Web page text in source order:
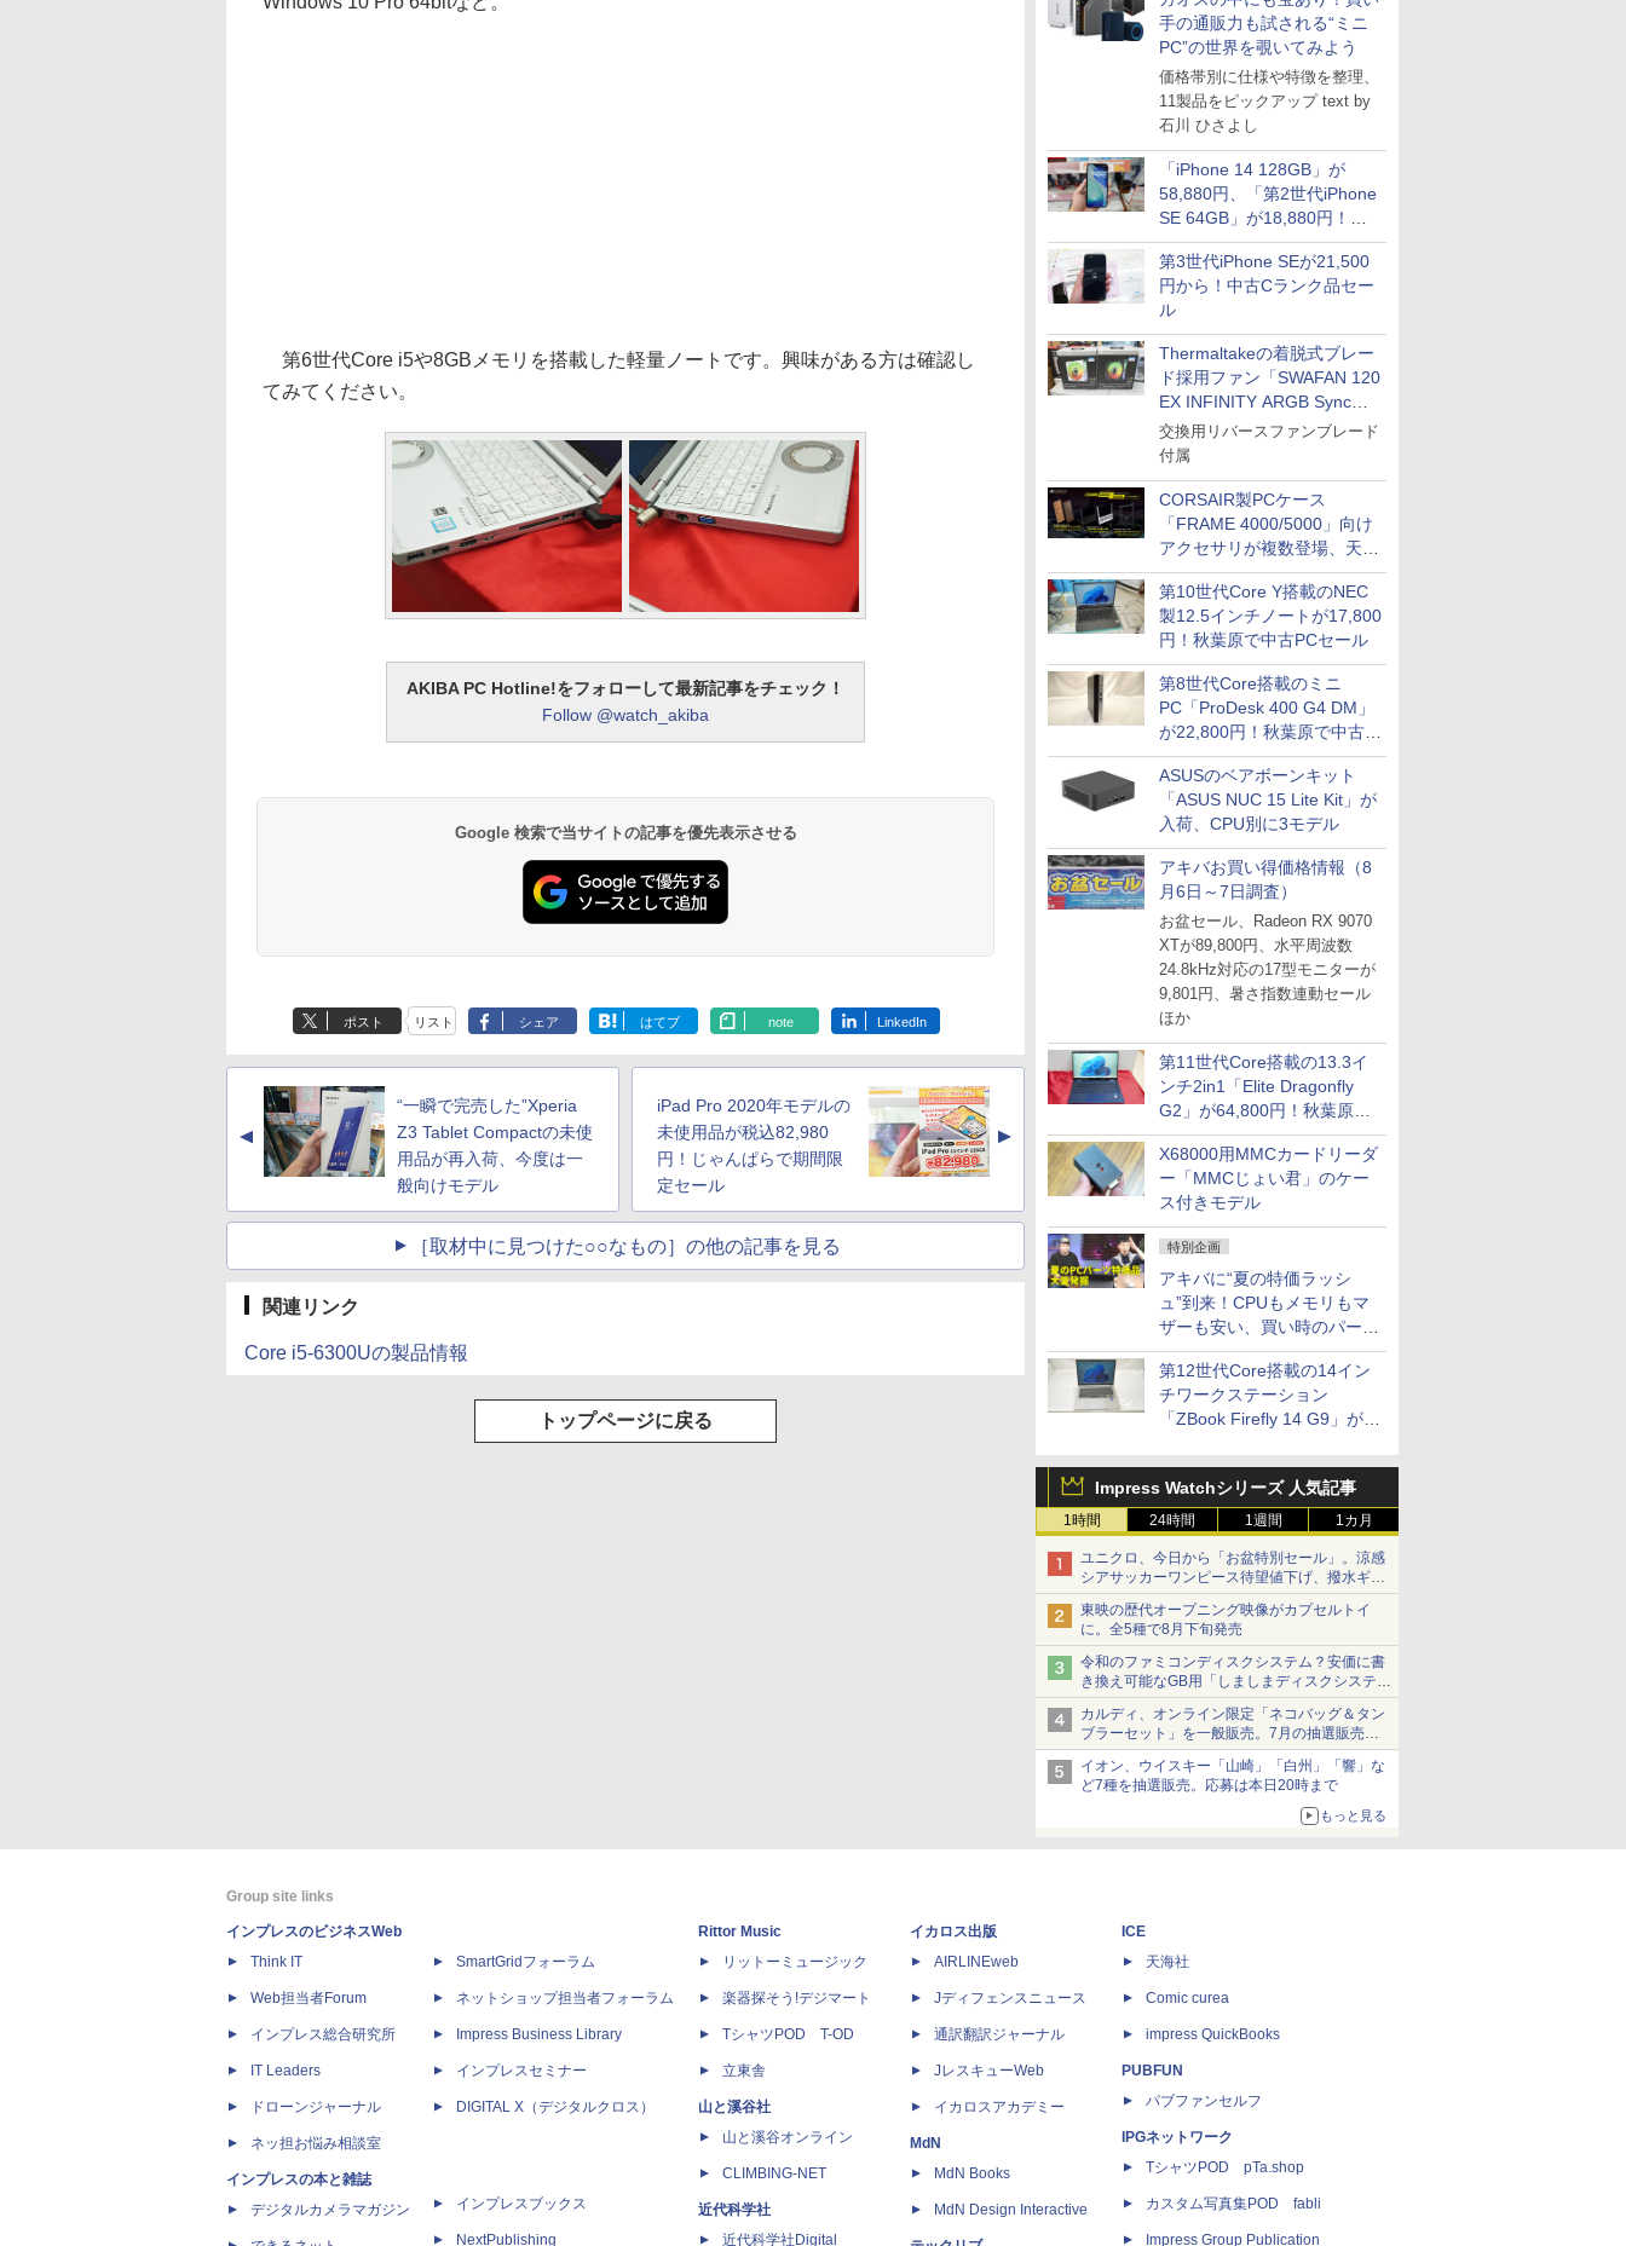
手の通販力も試される“ミニ
PC”の世界を覗いてみよう
価格帯別に仕様や特徴を整理、
11製品をピックアップ text by
石川 ひさよし
「iPhone 14 128GB」が
58,880円、「第2世代iPhone
SE 64GB」が18,880円！中
古Bランク品セール
第3世代iPhone SEが21,500
円から！中古Cランク品セー
ル
Thermaltakeの着脱式ブレー
ド採用ファン「SWAFAN 120
EX INFINITY ARGB Sync」
に単品パッケージ
交換用リバースファンブレード
付属
CORSAIR製PCケース
「FRAME 4000/5000」向け
アクセサリが複数登場、天然
木製パネルや背面コネクタ対
応トレイなど
第10世代Core Y搭載のNEC
製12.5インチノートが17,800
円！秋葉原で中古PCセール
第8世代Core搭載のミニ
PC「ProDesk 400 G4 DM」
が22,800円！秋葉原で中古
PCセール
ASUSのベアボーンキット
「ASUS NUC 15 Lite Kit」が
入荷、CPU別に3モデル
アキバお買い得価格情報（8
月6日～7日調査）
お盆セール、Radeon RX 9070
XTが89,800円、水平周波数
24.8kHz対応の17型モニターが
9,801円、暑さ指数連動セール
ほか
第11世代Core搭載の13.3イ
ンチ2in1「Elite Dragonfly
G2」が64,800円！秋葉原で
中古PCセール
X68000用MMCカードリーダ
ー「MMCじょい君」のケー
ス付きモデル
特別企画
アキバに“夏の特価ラッシ
ュ”到来！CPUもメモリもマ
ザーも安い、買い時のパーツ
は？【8月7日(金)22時配信】
第12世代Core搭載の14イン
チワークステーション
「ZBook Firefly 14 G9」が
セール
Impress Watchシリーズ 人気記事
1時間 24時間 1週間 1カ月
ユニクロ、今日から「お盆特別セール」。涼感
シアサッカーワンピース待望値下げ、撥水ギア
ショーツは1990円に
東映の歴代オープニング映像がカプセルトイ
に。全5種で8月下旬発売
令和のファミコンディスクシステム？安価に書
き換え可能なGB用「しましまディスクシステ
ム」
カルディ、オンライン限定「ネコバッグ＆タン
ブラーセット」を一般販売。7月の抽選販売の
当選無効分
イオン、ウイスキー「山崎」「白州」「響」な
ど7種を抽選販売。応募は本日20時まで
もっと見る
第6世代Core i5や8GBメモリを搭載した軽量ノートです。興味がある方は確認し
てみてください。
AKIBA PC Hotline!をフォローして最新記事をチェック！
Follow @watch_akiba
Google 検索で当サイトの記事を優先表示させる
ポスト リスト シェア はてブ note LinkedIn
▲
“一瞬で完売した”Xperia
Z3 Tablet Compactの未使
用品が再入荷、今度は一
般向けモデル
iPad Pro 2020年モデルの
未使用品が税込82,980
円！じゃんぱらで期間限
定セール
▲
［取材中に見つけた○○なもの］の他の記事を見る
関連リンク
Core i5-6300Uの製品情報
トップページに戻る
Group site links
インプレスのビジネスWeb
Think IT
Web担当者Forum
インプレス総合研究所
IT Leaders
ドローンジャーナル
ネッ担お悩み相談室
インプレスの本と雑誌
デジタルカメラマガジン
SmartGridフォーラム
ネットショップ担当者フォーラム
Impress Business Library
インプレスセミナー
DIGITAL X（デジタルクロス）
インプレスブックス
NextPublishing
Rittor Music
リットーミュージック
楽器探そう!デジマート
TシャツPOD T-OD
立東舎
山と溪谷社
山と溪谷オンライン
CLIMBING-NET
近代科学社
近代科学社Digital
イカロス出版
AIRLINEweb
Jディフェンスニュース
通訳翻訳ジャーナル
JレスキューWeb
イカロスアカデミー
MdN
MdN Books
MdN Design Interactive
ICE
天海社
Comic curea
impress QuickBooks
PUBFUN
パブファンセルフ
IPGネットワーク
TシャツPOD pTa.shop
カスタム写真集POD fabli
Impress Group Publication